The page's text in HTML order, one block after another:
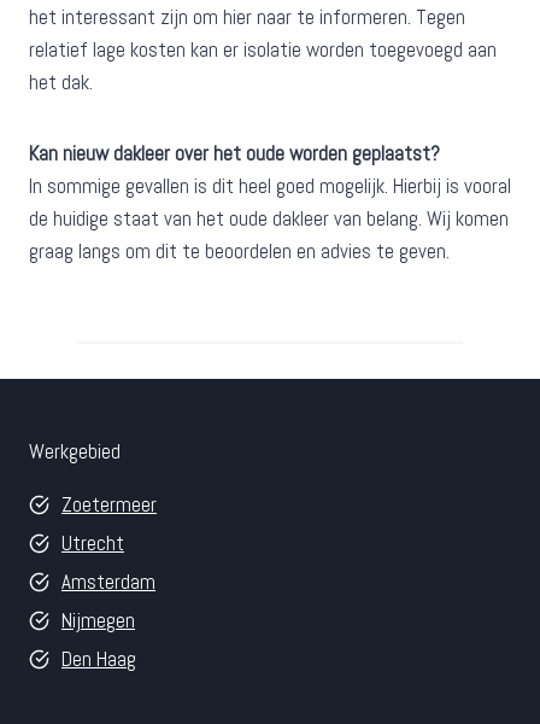
het interessant zijn om hier naar te informeren. Tegen
relatief lage kosten kan er isolatie worden toegevoegd aan
het dak.
Kan nieuw dakleer over het oude worden geplaatst?
In sommige gevallen is dit heel goed mogelijk. Hierbij is vooral
de huidige staat van het oude dakleer van belang. Wij komen
graag langs om dit te beoordelen en advies te geven.
Werkgebied
Zoetermeer
Utrecht
Amsterdam
Nijmegen
Den Haag